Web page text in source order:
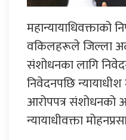
महान्यायाधिवक्ताको
वकिलहरूले जिल्ला
संशोधनका लागि
निवेदनपछि
आरोपपत्र संशोधनको
न्यायाधीवक्ता